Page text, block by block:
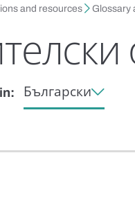
and resources Glossary
Български